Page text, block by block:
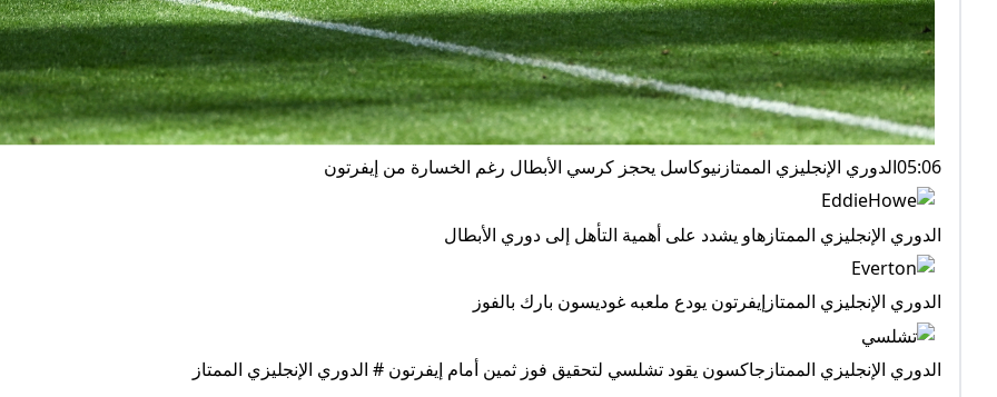
05:06الدوري الإنجليزي الممتازنيوكاسل يحجز كرسي الأبطال رغم الخسارة من إيفرتون
الدوري الإنجليزي الممتازهاو يشدد على أهمية التأهل إلى دوري الأبطال
الدوري الإنجليزي الممتازإيفرتون يودع ملعبه غوديسون بارك بالفوز
الدوري الإنجليزي الممتازجاكسون يقود تشلسي لتحقيق فوز ثمين أمام إيفرتون # الدوري الإنجليزي الممتاز